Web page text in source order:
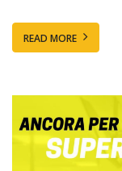
READ MORE